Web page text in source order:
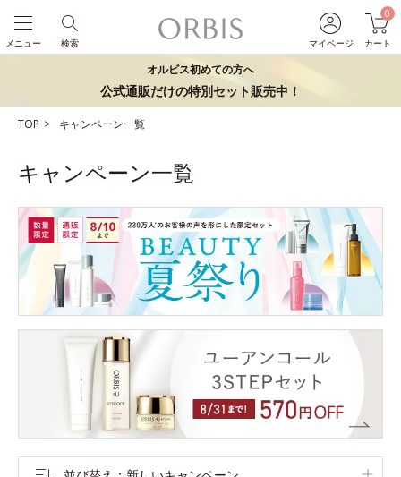
マイページ
0
カート
検索
メニュー
オルビス初めての方へ
公式通販だけの特別セット販売中！
TOP キャンペーン一覧
キャンペーン一覧